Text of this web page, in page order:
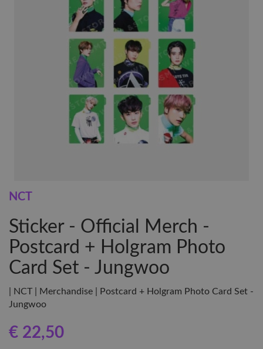
NCT
Sticker - Official Merch -
Postcard + Holgram Photo
Card Set - Jungwoo
| NCT | Merchandise | Postcard + Holgram Photo Card Set -
Jungwoo
€ 22,50